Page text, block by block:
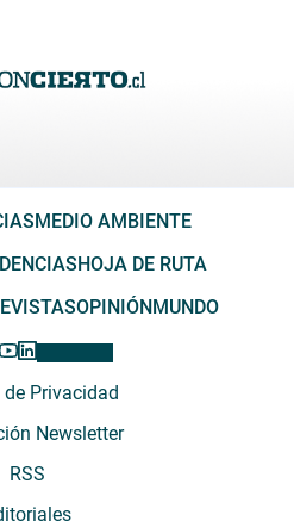
MEDIO AMBIENTE
HOJA DE RUTA
OPINIÓNMUNDO
Privacidad
Newsletter
RSS